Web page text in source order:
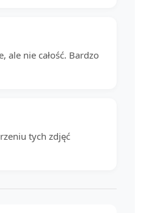
nie całość. Bardzo
tych zdjęć